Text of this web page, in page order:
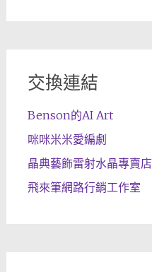
交換連結
Benson的AI Art
咪咪米米愛編劇
晶典藝飾雷射水晶專賣店
飛來筆網路行銷工作室